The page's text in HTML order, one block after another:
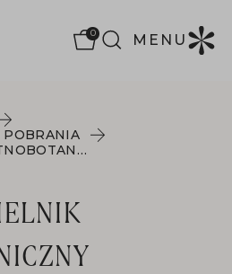
0 MENU
POBRANIA
SĄDECKI ZIELNIK ETNOBOTANICZNY